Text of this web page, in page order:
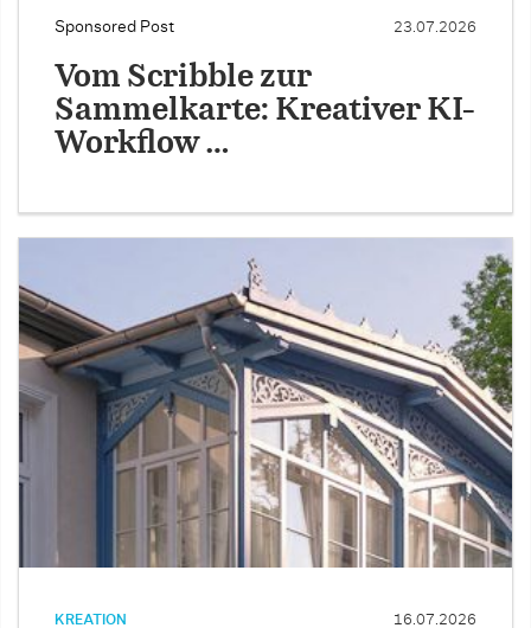
Sponsored Post 23.07.2026
Vom Scribble zur
Sammelkarte: Kreativer KI-
Workflow …
KREATION 16.07.2026